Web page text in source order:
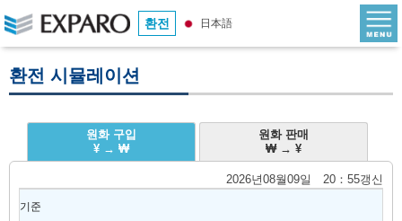
환전 日本語
환전 시뮬레이션
원화 구입
¥ → ₩
원화 판매
₩ → ¥
2026년08월09일 20：55갱신
기준